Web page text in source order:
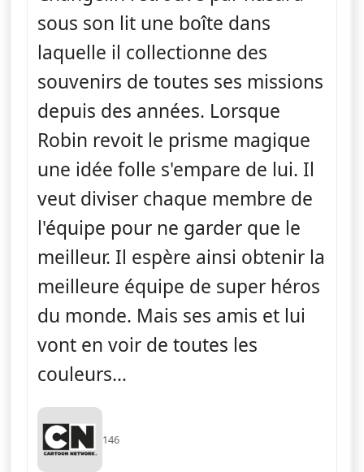
sous son lit une boîte dans
laquelle il collectionne des
souvenirs de toutes ses missions
depuis des années. Lorsque
Robin revoit le prisme magique
une idée folle s'empare de lui. Il
veut diviser chaque membre de
l'équipe pour ne garder que le
meilleur. Il espère ainsi obtenir la
meilleure équipe de super héros
du monde. Mais ses amis et lui
vont en voir de toutes les
couleurs…
146